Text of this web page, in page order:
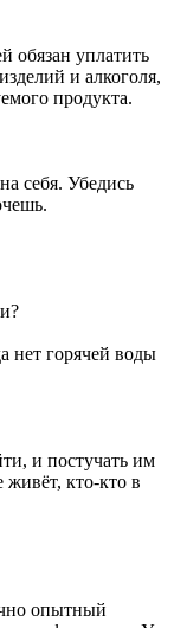
обязан уплатить
и алкоголя,
продукта.
себя. Убедись
нет горячей воды
и постучать им
живёт, кто-кто в
опытный